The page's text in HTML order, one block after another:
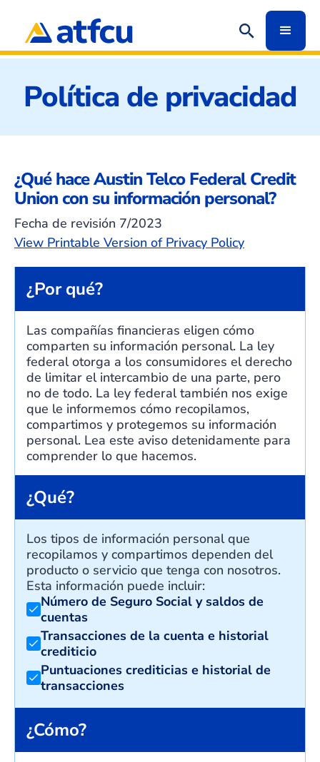
Política de privacidad
¿Qué hace Austin Telco Federal Credit
Union con su información personal?
Fecha de revisión 7/2023
View Printable Version of Privacy Policy
¿Por qué?
Las compañías financieras eligen cómo
comparten su información personal. La ley
federal otorga a los consumidores el derecho
de limitar el intercambio de una parte, pero
no de todo. La ley federal también nos exige
que le informemos cómo recopilamos,
compartimos y protegemos su información
personal. Lea este aviso detenidamente para
comprender lo que hacemos.
¿Qué?
Los tipos de información personal que
recopilamos y compartimos dependen del
producto o servicio que tenga con nosotros.
Esta información puede incluir:
Número de Seguro Social y saldos de
cuentas
Transacciones de la cuenta e historial
crediticio
Puntuaciones crediticias e historial de
transacciones
¿Cómo?